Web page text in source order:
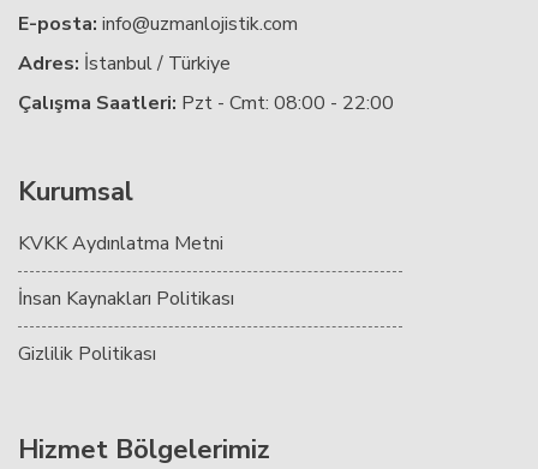
E-posta: info@uzmanlojistik.com
Adres: İstanbul / Türkiye
Çalışma Saatleri: Pzt - Cmt: 08:00 - 22:00
Kurumsal
KVKK Aydınlatma Metni
İnsan Kaynakları Politikası
Gizlilik Politikası
Hizmet Bölgelerimiz